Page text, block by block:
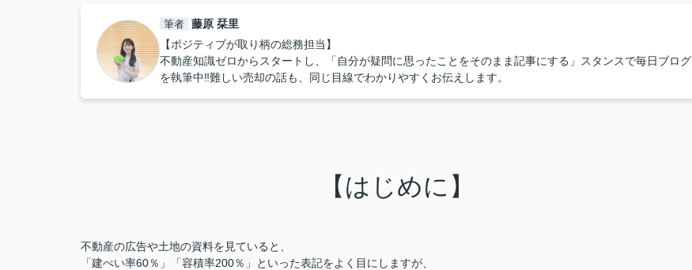
筆者 藤原 栞里
【ポジティブが取り柄の総務担当】
不動産知識ゼロからスタートし、「自分が疑問に思ったことをそのまま記事にする」スタンスで毎日ブログ
を執筆中‼︎難しい売却の話も、同じ目線でわかりやすくお伝えします。
【はじめに】
不動産の広告や土地の資料を見ていると、
「建ぺい率60％」「容積率200％」といった表記をよく目にしますが、